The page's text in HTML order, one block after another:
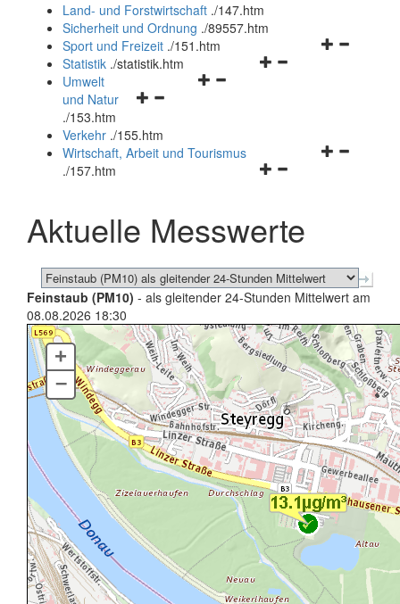
und
schließen
Land- und Forstwirtschaft ./147.htm
Sicherheit und Ordnung ./89557.htm
Navigationsmenü
Sport und Freizeit ./151.htm
Navigationsmenü
Statistik ./statistik.htm
Navigationsmenü
und
schließen
Umwelt
und Natur
./153.htm
Verkehr ./155.htm
Navigationsmenü
schließen
Wirtschaft, Arbeit und Tourismus
./157.htm
Aktuelle Messwerte
Feinstaub (PM10) - als gleitender 24-Stunden Mittelwert am
08.08.2026 18:30
+
–